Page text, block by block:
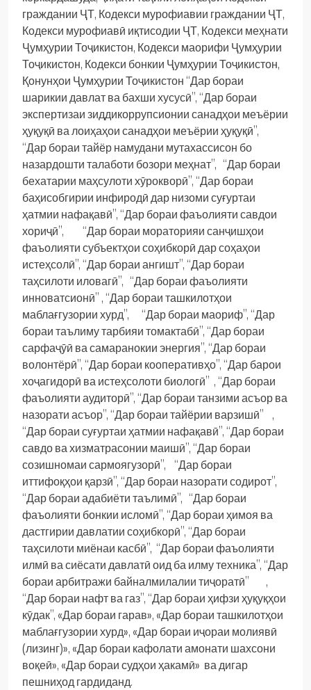
граждании ҶТ, Кодекси мурофиавии граждании ҶТ,
Кодекси мурофиавӣ иқтисодии ҶТ, Кодекси меҳнати
Ҷумҳурии Тоҷикистон, Кодекси маорифи Ҷумҳурии
Тоҷикистон, Кодекси бонкии Ҷумҳурии Тоҷикистон,
Қонунҳои Ҷумҳурии Тоҷикистон “Дар бораи
шарикии давлат ва бахши хусусӣ”, “Дар бораи
экспертизаи зиддикоррупсионии санадҳои меъёрии
ҳуқуқӣ ва лоиҳаҳои санадҳои меъёрии ҳуқуқӣ”,
“Дар бораи тайёр намудани мутахассисон бо
назардошти талаботи бозори меҳнат”, “Дар бораи
бехатарии маҳсулоти хӯрокворӣ”, “Дар бораи
баҳисобгирии инфиродӣ дар низоми суғуртаи
ҳатмии нафақавӣ”, “Дар бораи фаъолияти савдои
хориҷӣ”, “Дар бораи мораторияи санҷишҳои
фаъолияти субъектҳои соҳибкорӣ дар соҳаҳои
истеҳсолӣ”, “Дар бораи ангишт”, “Дар бораи
таҳсилоти иловагӣ”, “Дар бораи фаъолияти
инноватсионӣ” , “Дар бораи ташкилотҳои
маблағгузории хурд”, “Дар бораи маориф”, “Дар
бораи таълиму тарбияи томактабӣ”, “Дар бораи
сарфаҷӯӣ ва самаранокии энергия”, “Дар бораи
волонтёрӣ”, “Дар бораи кооперативҳо”, “Дар барои
хоҷагидорӣ ва истеҳсолоти биологӣ” , “Дар бораи
фаъолияти аудиторӣ”, “Дар бораи танзими асъор ва
назорати асъор”, “Дар бораи тайёрии варзишӣ” ,
“Дар бораи суғуртаи ҳатмии нафақавӣ”, “Дар бораи
савдо ва хизматрасонии маишӣ”, “Дар бораи
созишномаи сармоягузорӣ”, “Дар бораи
иттифоқҳои қарзӣ”, “Дар бораи назорати содирот”,
“Дар бораи адабиёти таълимӣ”, “Дар бораи
фаъолияти бонкии исломӣ”, “Дар бораи ҳимоя ва
дастгирии давлатии соҳибкорӣ”, “Дар бораи
таҳсилоти миёнаи касбӣ”, “Дар бораи фаъолияти
илмӣ ва сиёсати давлатӣ оид ба илму техника”, “Дар
бораи арбитражи байналмилалии тиҷоратӣ” ,
“Дар бораи нафт ва газ”, “Дар бораи ҳифзи ҳуқуқҳои
кӯдак”, «Дар бораи гарав», «Дар бораи ташкилотҳои
маблағгузории хурд», «Дар бораи иҷораи молиявӣ
(лизинг)», «Дар бораи кафолати амонати шахсони
воқеӣ», «Дар бораи судҳои ҳакамӣ» ва дигар
пешниҳод гардиданд.